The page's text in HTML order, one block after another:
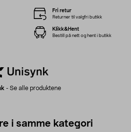
- Se alle produktene
Fri retur
Returner til valgfri butikk
Klikk&Hent
Bestill på nett og hent i butikk
i samme kategori